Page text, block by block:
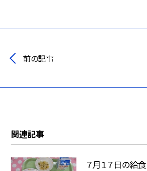
前の記事
関連記事
７月１７日の給食